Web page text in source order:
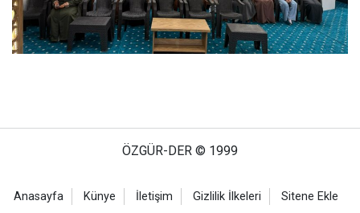
ÖZGÜR-DER © 1999
Anasayfa Künye İletişim Gizlilik İlkeleri Sitene Ekle